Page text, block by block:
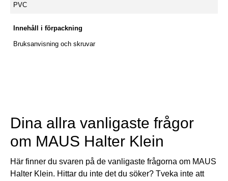
PVC
Innehåll i förpackning
Bruksanvisning och skruvar
Dina allra vanligaste frågor
om MAUS Halter Klein
Här finner du svaren på de vanligaste frågorna om MAUS
Halter Klein. Hittar du inte det du söker? Tveka inte att